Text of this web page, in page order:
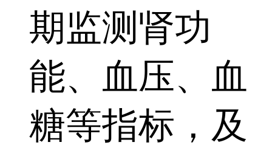
期监测肾功
能、血压、血
糖等指标，及